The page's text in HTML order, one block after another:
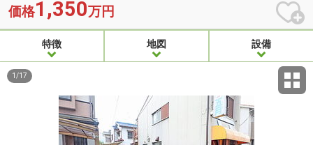
価格1,350万円
特徴 地図 設備
1 /17